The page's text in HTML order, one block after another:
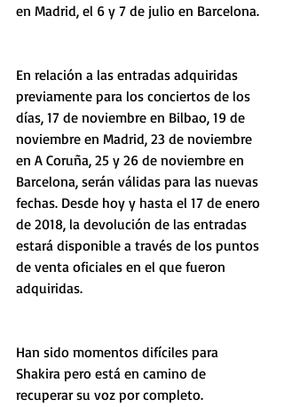
en Madrid, el 6 y 7 de julio en Barcelona.
En relación a las entradas adquiridas
previamente para los conciertos de los
días, 17 de noviembre en Bilbao, 19 de
noviembre en Madrid, 23 de noviembre
en A Coruña, 25 y 26 de noviembre en
Barcelona, serán válidas para las nuevas
fechas. Desde hoy y hasta el 17 de enero
de 2018, la devolución de las entradas
estará disponible a través de los puntos
de venta oficiales en el que fueron
adquiridas.
Han sido momentos difíciles para
Shakira pero está en camino de
recuperar su voz por completo.